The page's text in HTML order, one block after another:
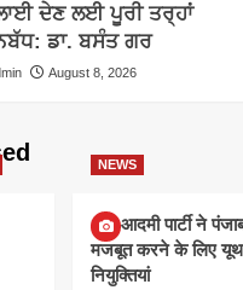
ਦੇਣ ਲਈ ਪੂਰੀ ਤਰ੍ਹਾਂ
ਡਾ. ਬਸੰਤ ਗਰ
August 8, 2026
NEWS
आम आदमी पार्टी ने
मजबूत करने के लिए यूथ
नियुक्तियां